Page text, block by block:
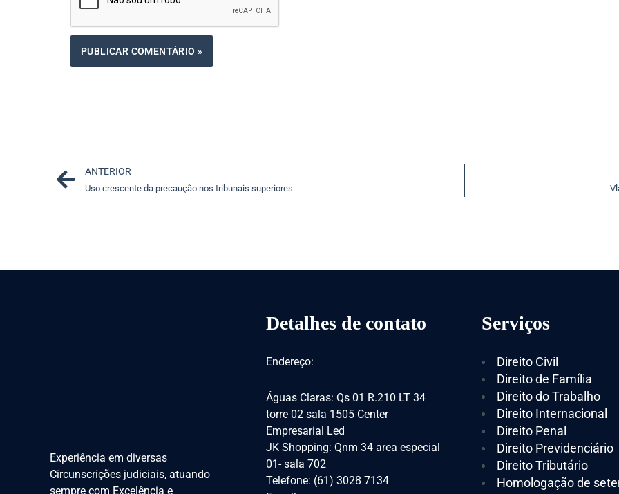
Prev
ANTERIOR
Uso crescente da precaução nos tribunais superiores
Experiência em diversas
Circunscrições judiciais, atuando
sempre com Excelência e
Detalhes de contato
Endereço:
Águas Claras: Qs 01 R.210 LT 34
torre 02 sala 1505 Center
Empresarial Led
JK Shopping: Qnm 34 area especial
01- sala 702
Telefone: (61) 3028 7134
Serviços
Direito Civil
Direito de Família
Direito do Trabalho
Direito Internacional
Direito Penal
Direito Previdenciário
Direito Tributário
Homologação de